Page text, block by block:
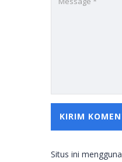
Situs ini